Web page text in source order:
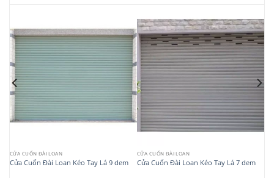
CỬA CUỐN ĐÀI LOAN
Cửa Cuốn Đài Loan Kéo Tay Lá 9 dem
CỬA CUỐN ĐÀI LOAN
Cửa Cuốn Đài Loan Kéo Tay Lá 7 dem